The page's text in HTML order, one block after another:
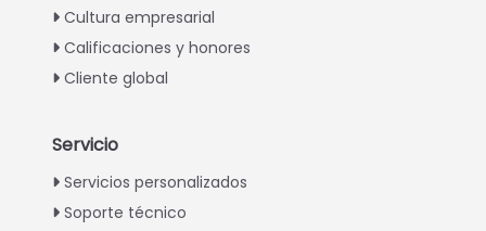
Cultura empresarial
Calificaciones y honores
Cliente global
Servicio
Servicios personalizados
Soporte técnico
Greek
Italian